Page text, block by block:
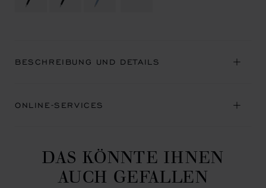
BESCHREIBUNG UND DETAILS
ONLINE-SERVICES
DAS KÖNNTE IHNEN
AUCH GEFALLEN